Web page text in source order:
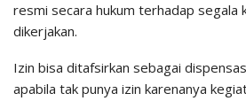
resmi secara hukum terhadap segala
dikerjakan.
Izin bisa ditafsirkan sebagai
apabila tak punya izin karenanya